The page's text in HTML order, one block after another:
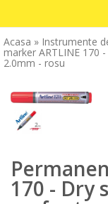
Acasa » Instrumente
marker ARTLINE 170
2.0mm - rosu
170 - Dry